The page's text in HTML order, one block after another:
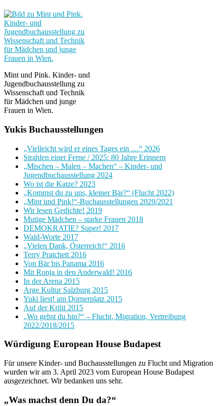
Mint und Pink. Kinder- und
Jugendbuchausstellung zu
Wissenschaft und Technik
für Mädchen und junge
Frauen in Wien.
Yukis Buchausstellungen
„Vielleicht wird er eines Tages ein …“ 2026
Strahlen einer Ferne / 2025: 80 Jahre Erinnern
„Mischen – Malen – Machen“ – Kinder- und
Jugendbuchausstellung 2024
Wo ist die Katze? 2023
„Kommst du zu uns, kleiner Bär?“ (Flucht 2022)
„Mint und Pink!“-Buchausstellungen 2020/2021
Wir lesen Gedichte! 2019
Mutige Mädchen – starke Frauen 2018
DEMOKRATIE? Super! 2017
Wald-Worte 2017
„Vielen Dank, Österreich!“ 2016
Terry Pratchett 2016
Von Bär bis Panama 2016
Mit Ronja in den Anderwald! 2016
In der Arena 2015
Arge Kultur Salzburg 2015
Yuki liest! am Dornerplatz 2015
Auf der Krilit 2015
„Wo gehst du hin?“ – Flucht, Migration, Vertreibung
2022/2018/2015
Würdigung European House Budapest
Für unsere Kinder- und Buchausstellungen zu Flucht und Migration
wurden wir am 3. April 2023 vom European House Budapest
ausgezeichnet. Wir bedanken uns sehr.
„Was machst denn Du da?“